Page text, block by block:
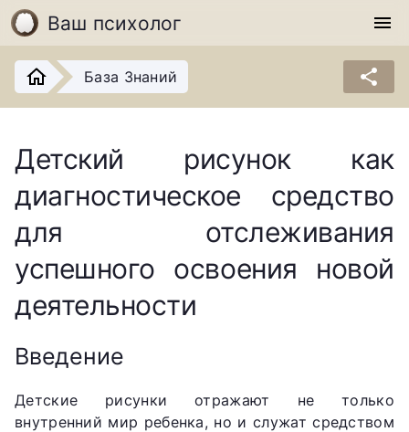
Ваш психолог menu
База Знаний share
Детский рисунок как
диагностическое средство
для отслеживания
успешного освоения новой
деятельности
Введение
Детские рисунки отражают не только
внутренний мир ребенка, но и служат средством